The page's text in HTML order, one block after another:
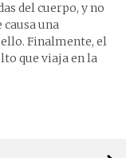
del cuerpo, y no
una
Finalmente, el
que viaja en la